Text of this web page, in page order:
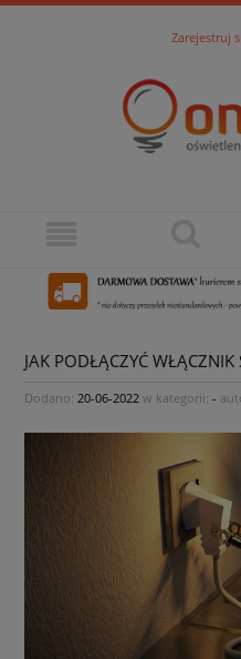
Zarejestruj
JAK PODŁĄCZYĆ WŁĄCZNIK
Dodano: 20-06-2022 w kategorii: -